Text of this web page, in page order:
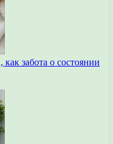
забота о состоянии